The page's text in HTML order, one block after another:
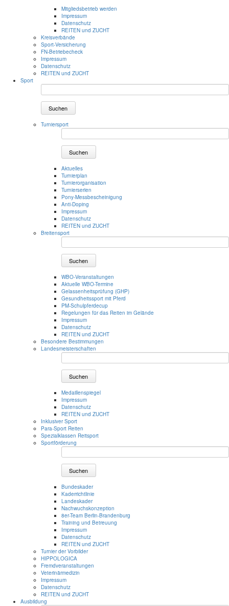
Mitgliedsbetrieb werden
Impressum
Datenschutz
REITEN und ZUCHT
Kreisverbände
Sport-Versicherung
FN-Betriebecheck
Impressum
Datenschutz
REITEN und ZUCHT
Sport
Suchen
Turniersport
Suchen
Aktuelles
Turnierplan
Turnierorganisation
Turnierserien
Pony-Messbescheinigung
Anti-Doping
Impressum
Datenschutz
REITEN und ZUCHT
Breitensport
Suchen
WBO-Veranstaltungen
Aktuelle WBO-Termine
Gelassenheitsprüfung (GHP)
Gesundheitssport mit Pferd
PM-Schulpferdecup
Regelungen für das Reiten im Gelände
Impressum
Datenschutz
REITEN und ZUCHT
Besondere Bestimmungen
Landesmeisterschaften
Suchen
Medaillenspiegel
Impressum
Datenschutz
REITEN und ZUCHT
Inklusiver Sport
Para-Sport Reiten
Spezialklassen Reitsport
Sportförderung
Suchen
Bundeskader
Kaderrichtlinie
Landeskader
Nachwuchskonzeption
8er-Team Berlin-Brandenburg
Training und Betreuung
Impressum
Datenschutz
REITEN und ZUCHT
Turnier der Vorbilder
HIPPOLOGICA
Fremdveranstaltungen
Veterinärmedizin
Impressum
Datenschutz
REITEN und ZUCHT
Ausbildung